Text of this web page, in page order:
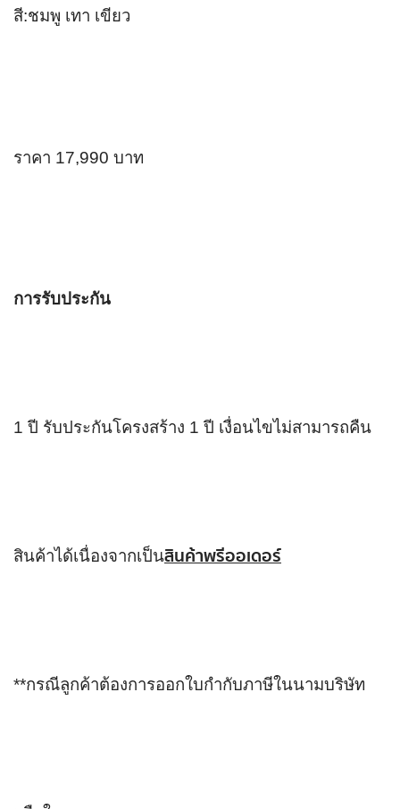
สี:ชมพู เทา เขียว
ราคา 17,990 บาท
การรับประกัน
1 ปี รับประกันโครงสร้าง 1 ปี เงื่อนไขไม่สามารถคืน
สินค้าได้เนื่องจากเป็นสินค้าพรีออเดอร์
**กรณีลูกค้าต้องการออกใบกำกับภาษีในนามบริษัท